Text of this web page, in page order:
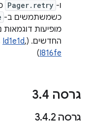
ו- Pager.retry
כשמשתמשים ב-
החדשים. ( Id1e1d,
I816fe
)
גרסה 3 .4
גרסה 3 .4.2